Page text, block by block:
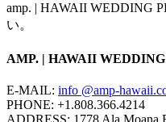
amp. | HAWAII WEDDING
い。
AMP. | HAWAII
E-MAIL: info @amp-
PHONE: +1.808.366.4214
ADDRESS: 1778 Ala Moana